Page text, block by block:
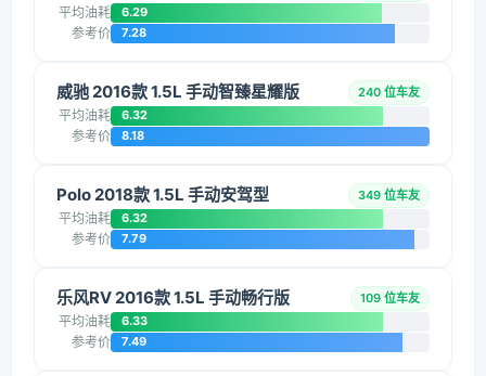
平均油耗 6.29
参考价 7.28
威驰 2016款 1.5L 手动智臻星耀版 240 位车友
平均油耗 6.32
参考价 8.18
Polo 2018款 1.5L 手动安驾型 349 位车友
平均油耗 6.32
参考价 7.79
乐风RV 2016款 1.5L 手动畅行版 109 位车友
平均油耗 6.33
参考价 7.49